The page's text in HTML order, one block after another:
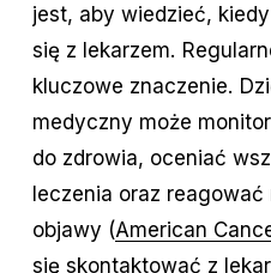
jest, aby wiedzieć,
się z lekarzem.
kluczowe znaczenie.
medyczny może
do zdrowia, oceniać
leczenia oraz
objawy (American
się skontaktować z